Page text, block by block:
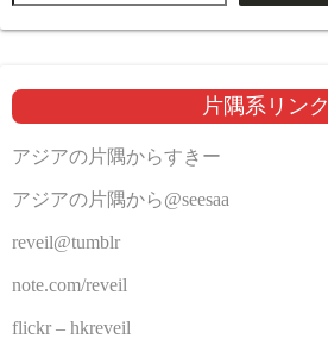
片隅系リンク
アジアの片隅からすきー
アジアの片隅から@seesaa
reveil@tumblr
note.com/reveil
flickr – hkreveil